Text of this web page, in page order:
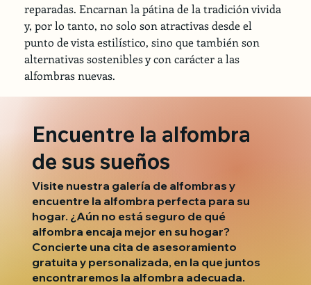
reparadas. Encarnan la pátina de la tradición vivida
y, por lo tanto, no solo son atractivas desde el
punto de vista estilístico, sino que también son
alternativas sostenibles y con carácter a las
alfombras nuevas.
Encuentre la alfombra
de sus sueños
Visite nuestra galería de alfombras y
encuentre la alfombra perfecta para su
hogar. ¿Aún no está seguro de qué
alfombra encaja mejor en su hogar?
Concierte una cita de asesoramiento
gratuita y personalizada, en la que juntos
encontraremos la alfombra adecuada.